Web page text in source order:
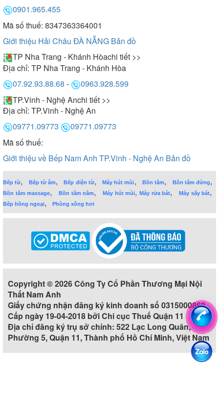
0901.965.455
Mã số thuế: 8347363364001
Giới thiệu Hải Châu ĐÀ NẴNG Bản đồ
TP Nha Trang - Khánh Hòachi tiết >>
Địa chỉ: TP Nha Trang - Khánh Hòa
07.92.93.88.68 -
0963.928.599
TP.Vinh - Nghệ Anchi tiết >>
Địa chỉ: TP.Vinh - Nghệ An
09771.09773
09771.09773
Mã số thuế:
Giới thiệu về Bếp Nam Anh TP.Vinh - Nghệ An Bản đồ
Bếp từ, Bếp từ âm,Bếp điện từ,Máy hút mùi, Bồn tắm, Bồn tắm đứng,
Bồn tắm massage,Bồn tắm nằm,Máy hút mùi,Máy rửa bát,Máy sấy bát,
Bếp hồng ngoại, Phòng xông hơi
Copyright © 2026 Công Ty Cổ Phần Thương Mại Nội
Thất Nam Anh
Giấy chứng nhận đăng ký kinh doanh số 0315000860
Cấp ngày 19-04-2018 bởi Chi cục Thuế Quận 11
Địa chỉ đăng ký trụ sở chính: 522 Lạc Long Quân,
Phường 5, Quận 11, Thành phố Hồ Chí Minh, Việt Nam